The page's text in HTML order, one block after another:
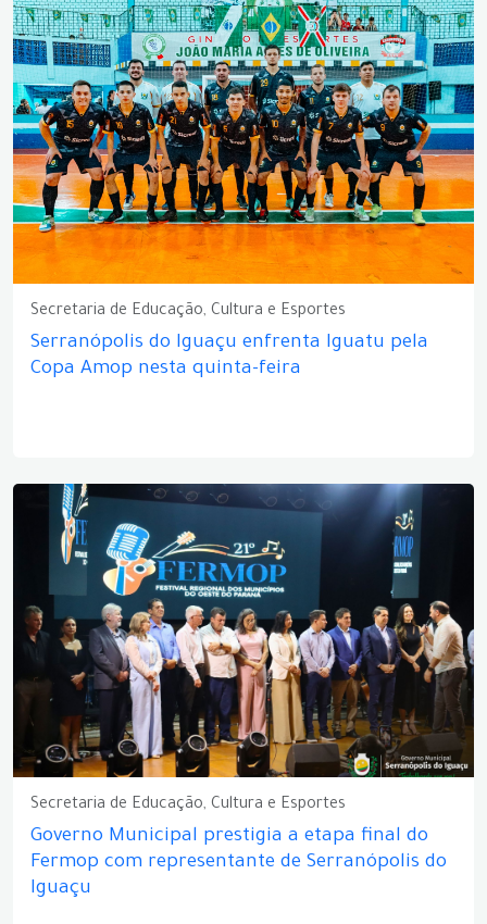
Secretaria de Educação, Cultura e Esportes
Serranópolis do Iguaçu enfrenta Iguatu pela
Copa Amop nesta quinta-feira
Secretaria de Educação, Cultura e Esportes
Governo Municipal prestigia a etapa final do
Fermop com representante de Serranópolis do
Iguaçu